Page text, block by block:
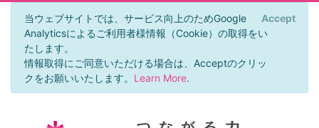
当ウェブサイトでは、サービス向上のためGoogle
Analyticsによるご利用者様情報（Cookie）の取得をい
たします。
情報取得にご同意いただける場合は、Acceptのクリッ
クをお願いいたします。 Learn More.
Accept
×